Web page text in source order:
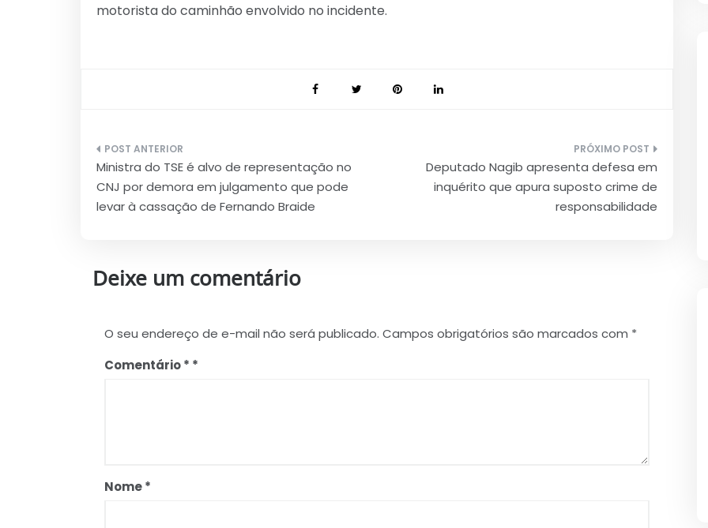
motorista do caminhão envolvido no incidente.
Navegação
de
Post
Ministra do TSE é alvo de representação no
CNJ por demora em julgamento que pode
levar à cassação de Fernando Braide
Deputado Nagib apresenta defesa em
inquérito que apura suposto crime de
responsabilidade
Deixe um comentário
O seu endereço de e-mail não será publicado. Campos obrigatórios são marcados com *
Comentário*
Nome*